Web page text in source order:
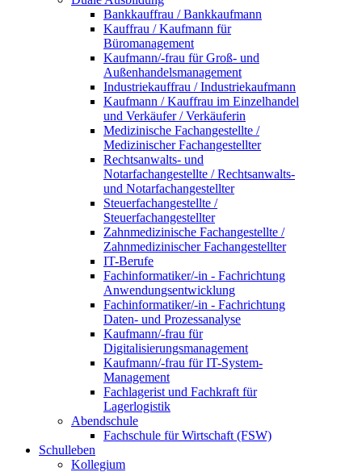
Bankkauffrau / Bankkaufmann
Kauffrau / Kaufmann für
Büromanagement
Kaufmann/-frau für Groß- und
Außenhandelsmanagement
Industriekauffrau / Industriekaufmann
Kaufmann / Kauffrau im Einzelhandel
und Verkäufer / Verkäuferin
Medizinische Fachangestellte /
Medizinischer Fachangestellter
Rechtsanwalts- und
Notarfachangestellte / Rechtsanwalts-
und Notarfachangestellter
Steuerfachangestellte /
Steuerfachangestellter
Zahnmedizinische Fachangestellte /
Zahnmedizinischer Fachangestellter
IT-Berufe
Fachinformatiker/-in - Fachrichtung
Anwendungsentwicklung
Fachinformatiker/-in - Fachrichtung
Daten- und Prozessanalyse
Kaufmann/-frau für
Digitalisierungsmanagement
Kaufmann/-frau für IT-System-
Management
Fachlagerist und Fachkraft für
Lagerlogistik
Abendschule
Fachschule für Wirtschaft (FSW)
Schulleben
Kollegium